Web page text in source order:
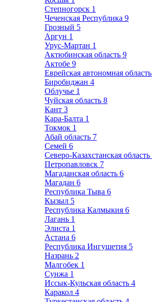
Степногорск 1
Чеченская Республика 9
Грозный 5
Аргун 1
Урус-Мартан 1
Актюбинская область 9
Актобе 9
Еврейская автономная область
Биробиджан 4
Облучье 1
Чуйская область 8
Кант 3
Кара-Балта 1
Токмок 1
Абай область 7
Семей 6
Северо-Казахстанская область
Петропавловск 7
Магаданская область 6
Магадан 6
Республика Тыва 6
Кызыл 5
Республика Калмыкия 6
Лагань 1
Элиста 1
Астана 6
Республика Ингушетия 5
Назрань 2
Малгобек 1
Сунжа 1
Иссык-Кульская область 4
Каракол 4